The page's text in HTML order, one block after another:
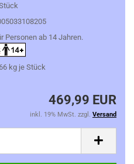
Personen ab 14 Jahren.
kg je Stück
469,99 EUR
inkl. 19% MwSt. zzgl. Versand